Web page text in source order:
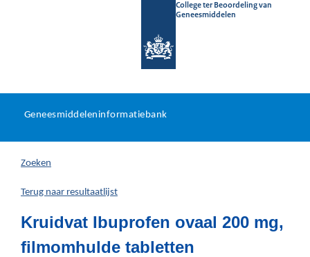
College ter Beoordeling van
Geneesmiddelen
U
hier:
Geneesmiddeleninformatiebank
Zoeken
Terug naar resultaatlijst
Kruidvat Ibuprofen ovaal 200 mg,
filmomhulde tabletten